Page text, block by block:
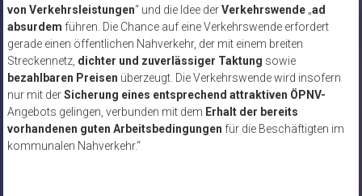
von Verkehrsleistungen“ und die Idee derVerkehrswende„ad
absurdem führen. Die Chance auf eine Verkehrswende erfordert
gerade einen öffentlichen Nahverkehr, der mit einem breiten
Streckennetz, dichter und zuverlässiger Taktung sowie
bezahlbaren Preisen überzeugt. Die Verkehrswende wird insofern
nur mit derSicherung eines entsprechend attraktiven ÖPNV-
Angebots gelingen, verbunden mit dem Erhalt der bereits
vorhandenen guten Arbeitsbedingungen für die Beschäftigten im
kommunalen Nahverkehr.“